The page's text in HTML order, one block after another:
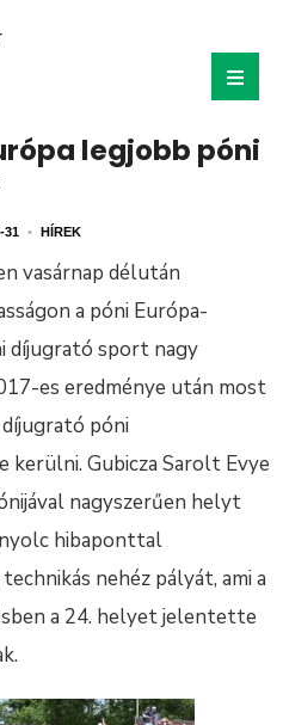
legjobb póni
31 • HÍREK
vasárnap délután
a póni Európa-
díjugrató sport nagy
es eredménye után most
póni
kerülni. Gubicza Sarolt Evye
nagyszerűen helyt
hibaponttal
nehéz pályát, ami a
a 24. helyet jelentette